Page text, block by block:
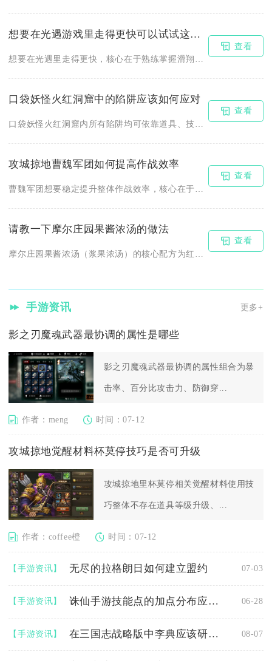
想要在光遇游戏里走得更快可以试试这些方法
想要在光遇里走得更快，核心在于熟练掌握滑翔模式、能量管理、地...
查看
口袋妖怪火红洞窟中的陷阱应该如何应对
查看
攻城掠地曹魏军团如何提高作战效率
查看
请教一下摩尔庄园果酱浓汤的做法
查看
手游资讯 更多+
影之刃魔魂武器最协调的属性是哪些
影之刃魔魂武器最协调的属性组合为暴
击率、百分比攻击力、防御穿...
作者：meng 时间：07-12
攻城掠地觉醒材料杯莫停技巧是否可升级
攻城掠地里杯莫停相关觉醒材料使用技
巧整体不存在道具等级升级、...
作者：coffee橙 时间：07-12
【手游资讯】 无尽的拉格朗日如何建立盟约 07-03
【手游资讯】 诛仙手游技能点的加点分布应该如何 06-28
【手游资讯】 在三国志战略版中李典应该研读哪些兵书 08-07